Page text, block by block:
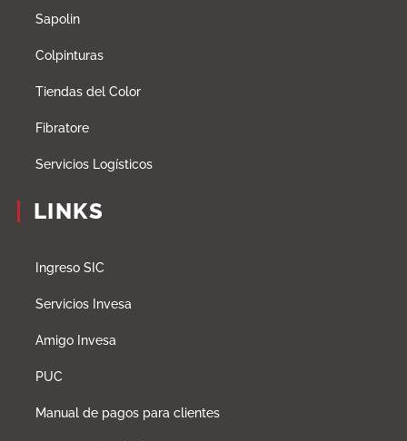
Sapolin
Colpinturas
Tiendas del Color
Fibratore
Servicios Logísticos
LINKS
Ingreso SIC
Servicios Invesa
Amigo Invesa
PUC
Manual de pagos para clientes